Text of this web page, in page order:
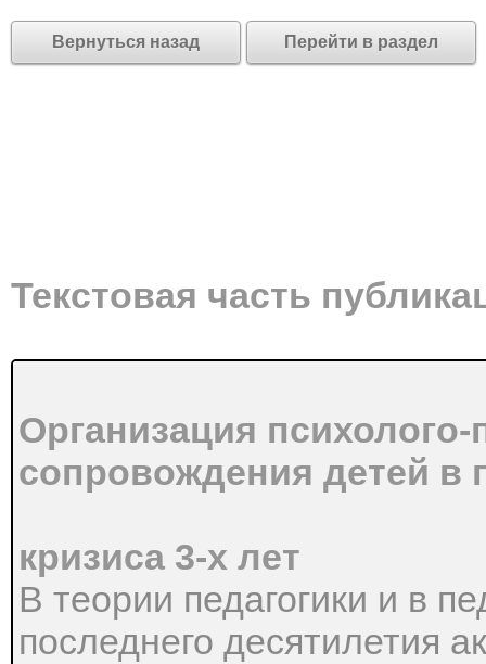
Вернуться назад Перейти в раздел
Текстовая часть
Организация психолого-
сопровождения детей в
кризиса 3-х лет
В теории педагогики и в
последнего десятилетия